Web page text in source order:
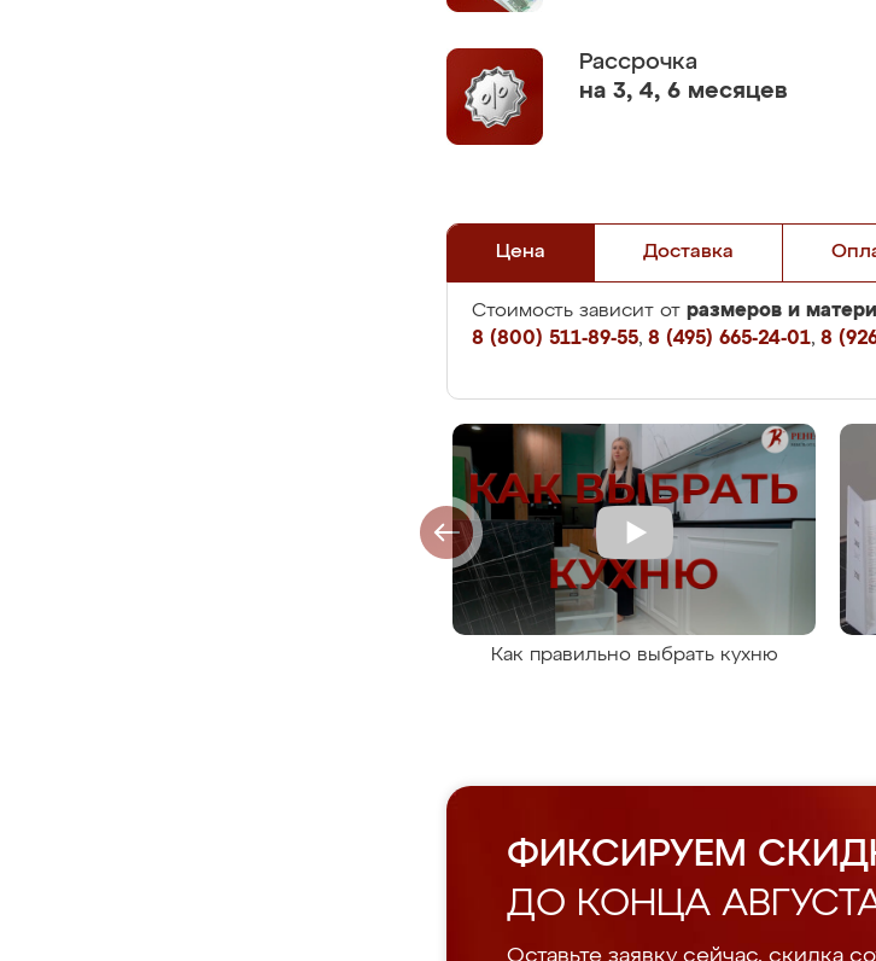
Рассрочка
на 3, 4, 6 месяцев
Цена Доставка
Стоимость зависит от размеров и
8 (800) 511-89-55, 8 (495) 665-24-01, 8
Как правильно выбрать кухню
ФИКСИРУЕМ
ДО КОНЦА
Оставьте заявку сейчас, скидка